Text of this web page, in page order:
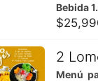
Bebida
$
2
Menú